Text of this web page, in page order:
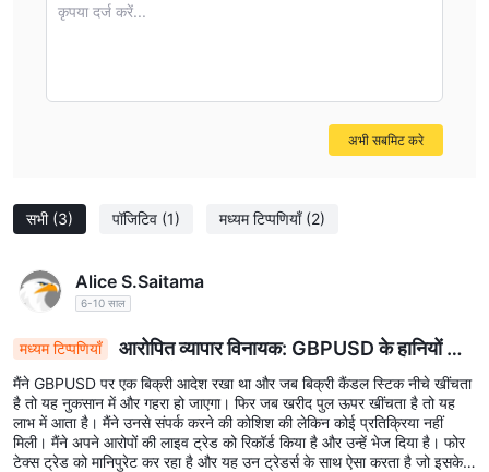
problems arise. To sum up, based on what I know and
सभी (3) पॉजिटिव (1) मध्यम टिप्पणियाँ (2)
Alice S.Saitama
6-10 साल
मध्यम टिप्पणियाँ
आरोपित व्यापार विनायक: GBPUSD के हानियों के
लिए Fortex की जांच के तहत
मैंने GBPUSD पर एक बिक्री आदेश रखा था और जब बिक्री कैंडल स्टिक नीचे खींचता
है तो यह नुकसान में और गहरा हो जाएगा। फिर जब खरीद पुल ऊपर खींचता है तो यह
लाभ में आता है। मैंने उनसे संपर्क करने की कोशिश की लेकिन कोई प्रतिक्रिया नहीं
मिली। मैंने अपने आरोपों की लाइव ट्रेड को रिकॉर्ड किया है और उन्हें भेज दिया है। फोर
टेक्स ट्रेड को मानिपुरेट कर रहा है और यह उन ट्रेडर्स के साथ ऐसा करता है जो इसके
कृपया दर्ज करें...
अभी सबमिट करे